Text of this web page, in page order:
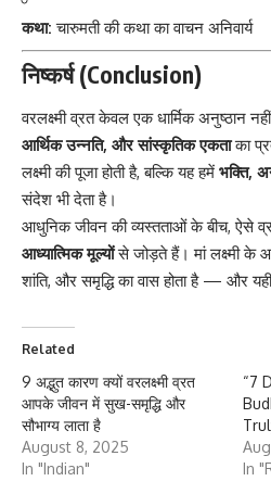
कथा: चारुमती की कथा का वाचन अनिवार्य
निष्कर्ष (Conclusion)
वरलक्ष्मी व्रतकेवल एक धार्मिक अनुष्ठान
आर्थिक उन्नति, और सांस्कृतिक एकताका
लक्ष्मी की पूजा होती है, बल्कि यह हमें भक्ति,
संदेश भी देता है।
आधुनिक जीवन की व्यस्तताओं के बीच, ऐसे
आध्यात्मिक मूल्योंसे जोड़ते हैं। मां लक्ष्मी के
शांति, और समृद्धि का वास होता है — और
Related
9 अद्भुत कारण क्यों वरलक्ष्मी व्रत
आपके जीवन में सुख-समृद्धि और
सौभाग्य लाता है
August 8, 2025
In "Indian"
“7
In